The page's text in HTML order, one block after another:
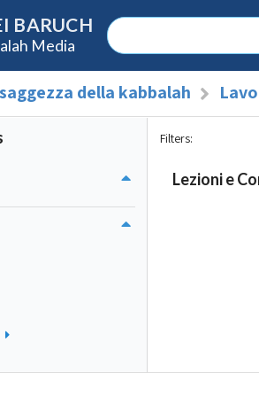
BARUCH
Media
della kabbalah
Filters:
Lezioni e